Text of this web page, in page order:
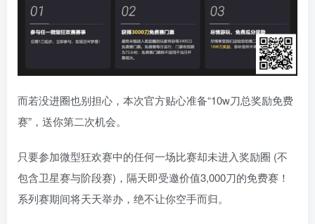
而若没进圈也别担心，本次官方贴心准备“10w刀总奖励免费
赛”，送你第二次机会。
只要参加微型狂欢赛中的任何一场比赛却未进入奖励圈 (不
包含卫星赛与阶段赛)，隔天即受邀价值3,000刀的免费赛！
系列赛期间将天天举办，绝不让你空手而归。